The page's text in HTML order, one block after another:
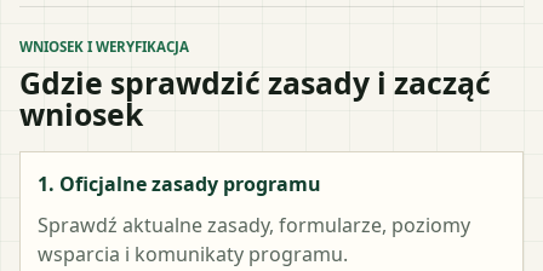
WNIOSEK I WERYFIKACJA
Gdzie sprawdzić zasady i zacząć
wniosek
1. Oficjalne zasady programu
Sprawdź aktualne zasady, formularze, poziomy
wsparcia i komunikaty programu.